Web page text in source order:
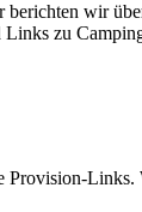
wir
zu
Provision-